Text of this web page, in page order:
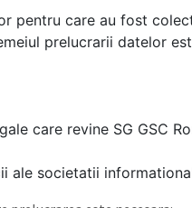
pentru care au fost
prelucrarii datelor
care revine SG GSC
ale societatii